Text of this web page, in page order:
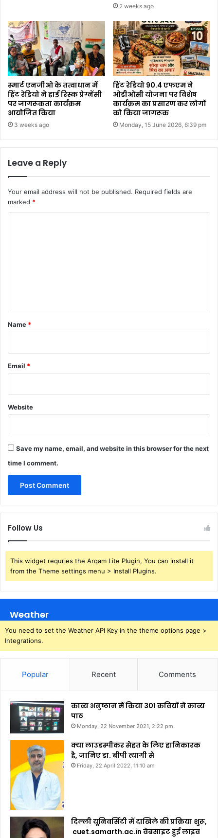
2 weeks ago
स्मार्ट एनजीओ के तत्वाधान में
हिंट रेडियो ने हाई रिस्क प्रेग्नेंसी
पर जागरूकता कार्यक्रम
आयोजित किया
3 weeks ago
हिंट रेडियो 90.4 एफएम ने
ओडीओसी योजना पर विशेष
कार्यक्रम का प्रसारण कर लोगों
को किया जागरूक
Monday, 15 June 2026, 6:39 pm
Leave a Reply
Your email address will not be published. Required fields are
marked *
*
Name *
Email *
Website
Save my name, email, and website in this browser for the next
time I comment.
Follow Us
This widget requries the Arqam Lite Plugin, You can install it
from the Theme settings menu > Install Plugins.
Weather
You need to set the Weather API Key in the theme options page >
Integrations.
Popular Recent Comments
काव्य अनुष्ठान में किया 301 कवियों ने काव्य
पाठ
Monday, 22 November 2021, 2:22 pm
क्या लाउडस्पीकर सेहत के लिए हानिकारक
है, जानिए डा. बीपी त्यागी से
Friday, 22 April 2022, 11:10 am
दिल्ली यूनिवर्सिटी में दाखिले की प्रक्रिया शुरू,
cuet.samarth.ac.in वेबसाइट हुई लाइव